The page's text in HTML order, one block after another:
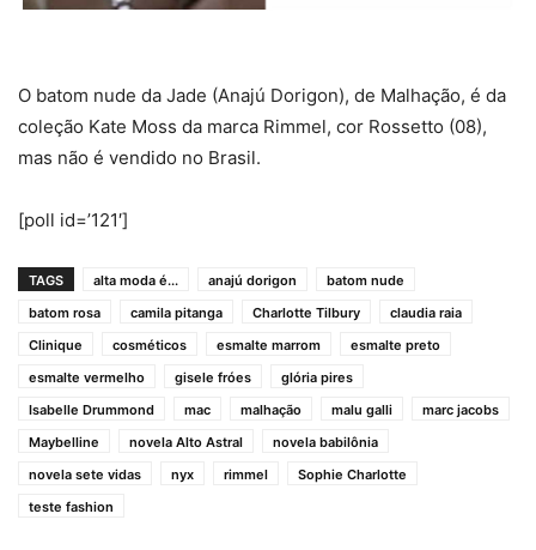
O batom nude da Jade (Anajú Dorigon), de Malhação, é da
coleção Kate Moss da marca Rimmel, cor Rossetto (08),
mas não é vendido no Brasil.
[poll id=’121′]
TAGS alta moda é... anajú dorigon
batom nude
batom rosa
camila pitanga Charlotte Tilbury
claudia raia
Clinique
cosméticos esmalte marrom
esmalte preto
esmalte vermelho
gisele fróes
glória pires
Isabelle Drummond
mac malhação malu galli
marc jacobs
Maybelline
novela Alto Astral
novela babilônia
novela sete vidas
nyx rimmel
Sophie Charlotte
teste fashion